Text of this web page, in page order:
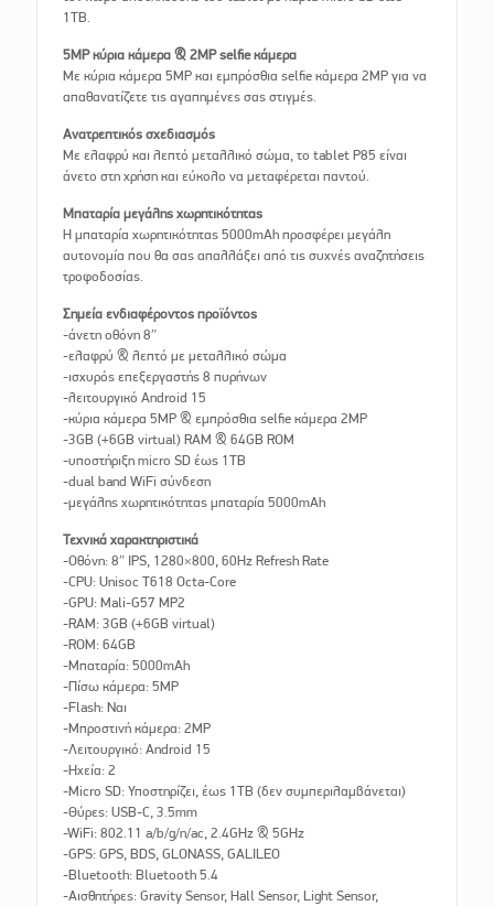
1TB.
5MP κύρια κάμερα & 2MP selfie κάμερα
Με κύρια κάμερα 5MP και εμπρόσθια selfie κάμερα 2MP για να
απαθανατίζετε τις αγαπημένες σας στιγμές.
Ανατρεπτικός σχεδιασμός
Με ελαφρύ και λεπτό μεταλλικό σώμα, το tablet P85 είναι
άνετο στη χρήση και εύκολο να μεταφέρεται παντού.
Μπαταρία μεγάλης χωρητικότητας
Η μπαταρία χωρητικότητας 5000mAh προσφέρει μεγάλη
αυτονομία που θα σας απαλλάξει από τις συχνές αναζητήσεις
τροφοδοσίας.
Σημεία ενδιαφέροντος προϊόντος
-άνετη οθόνη 8″
-ελαφρύ & λεπτό με μεταλλικό σώμα
-ισχυρός επεξεργαστής 8 πυρήνων
-λειτουργικό Android 15
-κύρια κάμερα 5MP & εμπρόσθια selfie κάμερα 2MP
-3GB (+6GB virtual) RAM & 64GB ROM
-υποστήριξη micro SD έως 1TB
-dual band WiFi σύνδεση
-μεγάλης χωρητικότητας μπαταρία 5000mAh
Τεχνικά χαρακτηριστικά
-Οθόνη: 8″ IPS, 1280×800, 60Hz Refresh Rate
-CPU: Unisoc T618 Octa-Core
-GPU: Mali-G57 MP2
-RAM: 3GB (+6GB virtual)
-ROM: 64GB
-Μπαταρία: 5000mAh
-Πίσω κάμερα: 5MP
-Flash: Ναι
-Μπροστινή κάμερα: 2MP
-Λειτουργικό: Android 15
-Ηχεία: 2
-Micro SD: Υποστηρίζει, έως 1TB (δεν συμπεριλαμβάνεται)
-Θύρες: USB-C, 3.5mm
-WiFi: 802.11 a/b/g/n/ac, 2.4GHz & 5GHz
-GPS: GPS, BDS, GLONASS, GALILEO
-Bluetooth: Bluetooth 5.4
-Αισθητήρες: Gravity Sensor, Hall Sensor, Light Sensor,